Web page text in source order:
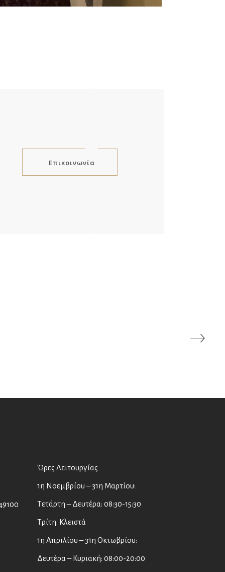
Επικοινωνία
Ώρες Λειτουργίας
1η Νοεμβρίου – 31η Μαρτίου:
Τετάρτη – Δευτέρα: 08:30-15:30
Τρίτη: Κλειστά
1η Απριλίου – 31η Οκτωβρίου:
Δευτέρα – Κυριακή: 08:00-20:00